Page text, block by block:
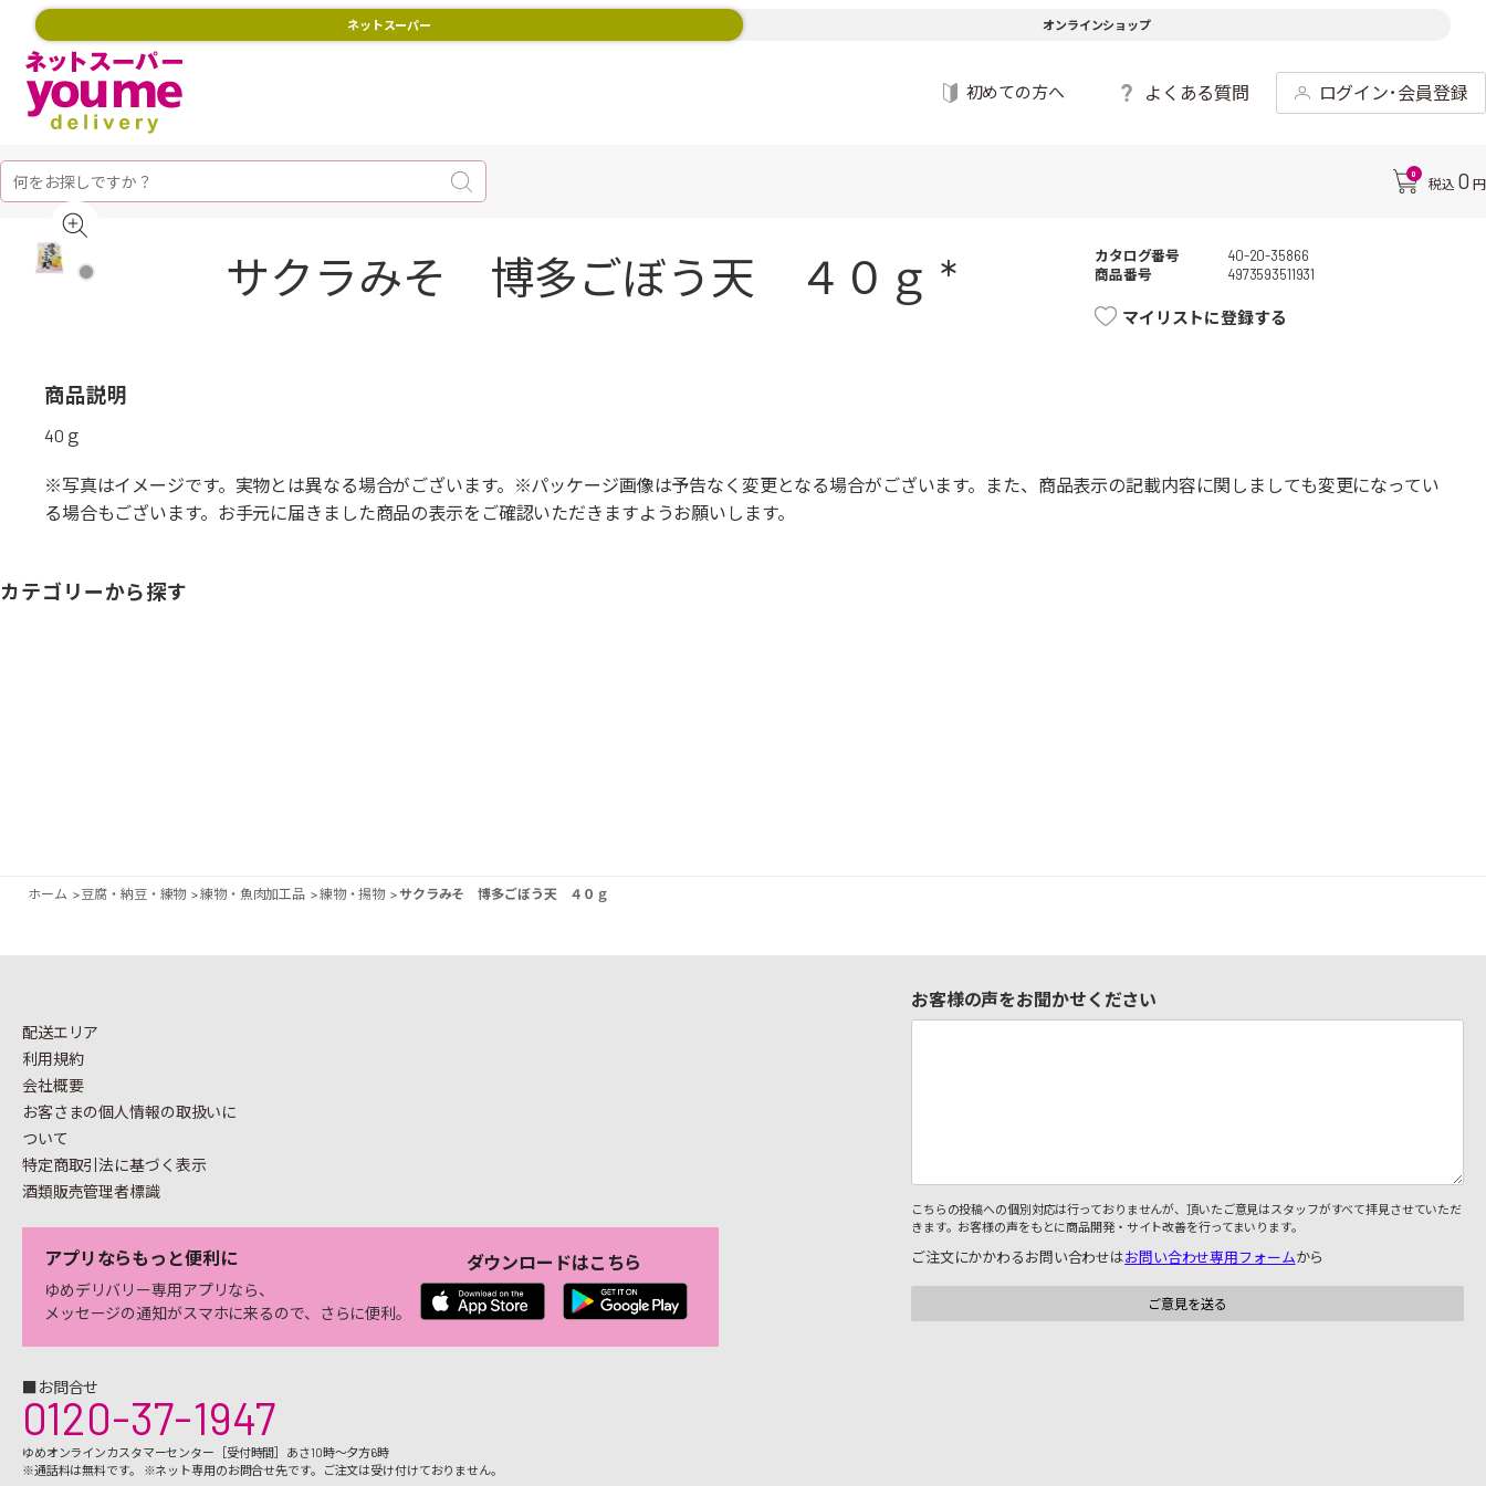
ネットスーパー オンラインショップ
初めての方へ よくある質問 ログイン･会員登録
0
税込 0 円
サクラみそ 博多ごぼう天 ４０ｇ * カタログ番号
40-20-35866
商品番号
4973593511931
マイリストに登録する
商品説明
40ｇ
※写真はイメージです。実物とは異なる場合がございます。※パッケージ画像は予告なく変更となる場合がございます。また、商品表示の記載内容に関しましても変更になってい
る場合もございます。お手元に届きました商品の表示をご確認いただきますようお願いします。
カテゴリーから探す
ホーム >豆腐・納豆・練物 >練物・魚肉加工品 >練物・揚物 >サクラみそ 博多ごぼう天 ４０ｇ
配送エリア
利用規約
会社概要
お客さまの個人情報の取扱いに
ついて
特定商取引法に基づく表示
酒類販売管理者標識
アプリならもっと便利に
ゆめデリバリー専用アプリなら、
メッセージの通知がスマホに来るので、さらに便利。
ダウンロードはこちら
■お問合せ
0120-37-1947
ゆめオンラインカスタマーセンター［受付時間］あさ10時～夕方6時
※通話料は無料です。 ※ネット専用のお問合せ先です。ご注文は受け付けておりません。
お客様の声をお聞かせください
こちらの投稿への個別対応は行っておりませんが、頂いたご意見はスタッフがすべて拝見させていただ
きます。お客様の声をもとに商品開発・サイト改善を行ってまいります。
ご注文にかかわるお問い合わせはお問い合わせ専用フォームから